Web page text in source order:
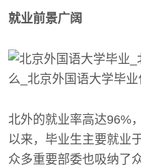
就业前景广阔
北外的就业率高达96%
以来，毕业生主要就业
众多重要部委也吸纳了